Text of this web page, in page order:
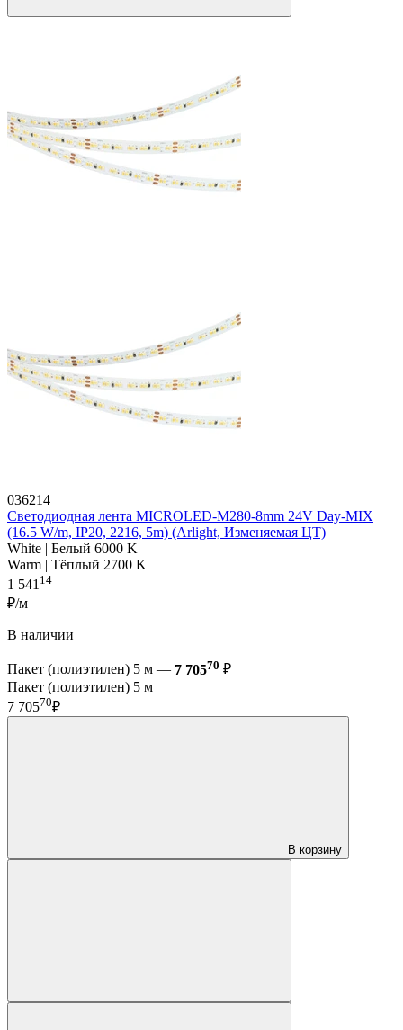
036214
Светодиодная лента MICROLED-M280-8mm 24V Day-MIX
(16.5 W/m, IP20, 2216, 5m) (Arlight, Изменяемая ЦТ)
White | Белый 6000 K
Warm | Тёплый 2700 K
1 54114
₽/м
В наличии
Пакет (полиэтилен) 5 м — 7 70570 ₽
Пакет (полиэтилен) 5 м
7 70570₽
В корзину